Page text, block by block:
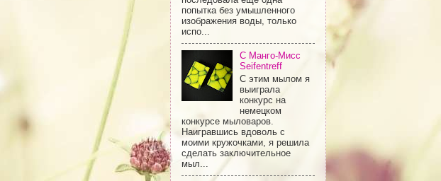
попытка без умышленного
изображения воды, только
испо...
С Манго-Мисс
Seifentreff
С этим мылом я
выиграла
конкурс на
немецком
конкурсе мыловаров.
Наигравшись вдоволь с
моими кружочками, я решила
сделать заключительное
мыл...